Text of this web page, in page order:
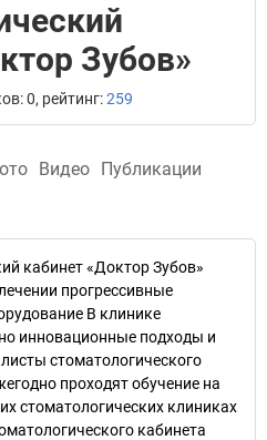
Зубов»
0, рейтинг:259
Видео Публикации
кабинет «Доктор Зубов»
прогрессивные
В клинике
инновационные подходы и
стоматологического
проходят обучение на
стоматологических клиниках
кабинета